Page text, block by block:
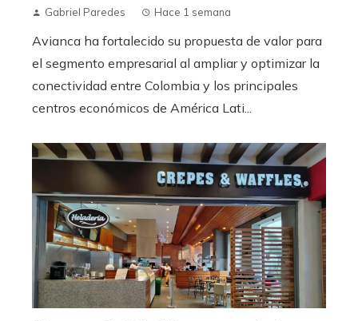
Gabriel Paredes Hace 1 semana
Avianca ha fortalecido su propuesta de valor para
el segmento empresarial al ampliar y optimizar la
conectividad entre Colombia y los principales
centros económicos de América Lati...